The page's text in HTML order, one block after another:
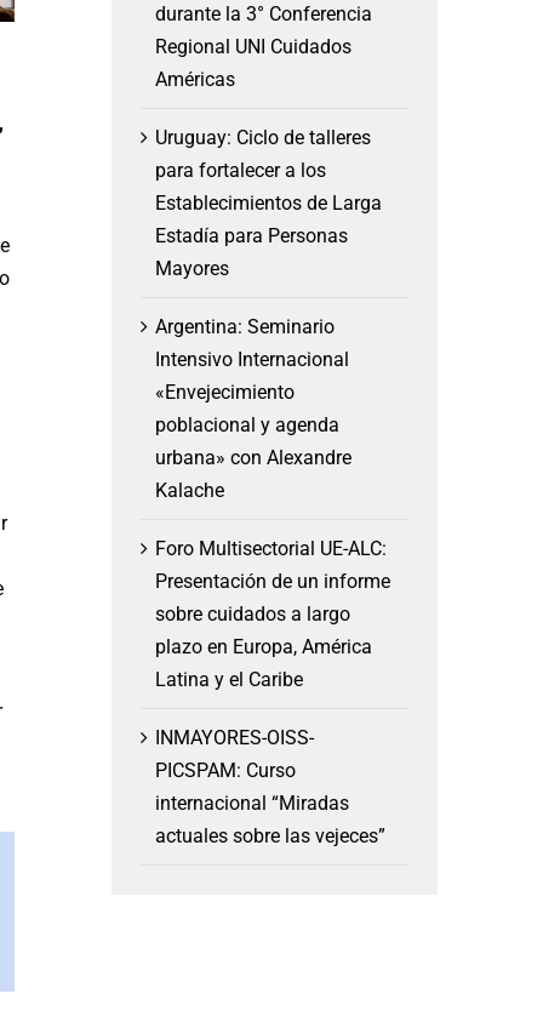
durante la 3° Conferencia
Regional UNI Cuidados
Américas
Uruguay: Ciclo de talleres
para fortalecer a los
Establecimientos de Larga
Estadía para Personas
Mayores
Argentina: Seminario
Intensivo Internacional
«Envejecimiento
poblacional y agenda
urbana» con Alexandre
Kalache
Foro Multisectorial UE-ALC:
Presentación de un informe
sobre cuidados a largo
plazo en Europa, América
Latina y el Caribe
INMAYORES-OISS-
PICSPAM: Curso
internacional “Miradas
actuales sobre las vejeces”